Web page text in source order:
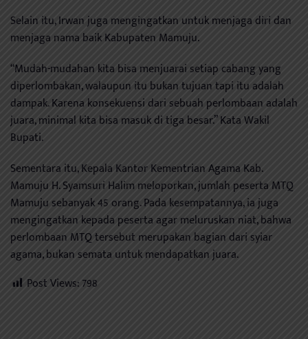
Selain itu, Irwan juga mengingatkan untuk menjaga diri dan
menjaga nama baik Kabupaten Mamuju.
“Mudah-mudahan kita bisa menjuarai setiap cabang yang
diperlombakan, walaupun itu bukan tujuan tapi itu adalah
dampak. Karena konsekuensi dari sebuah perlombaan adalah
juara, minimal kita bisa masuk di tiga besar.” Kata Wakil
Bupati.
Sementara itu, Kepala Kantor Kementrian Agama Kab.
Mamuju H. Syamsuri Halim meloporkan, jumlah peserta MTQ
Mamuju sebanyak 45 orang. Pada kesempatannya, ia juga
mengingatkan kepada peserta agar meluruskan niat, bahwa
perlombaan MTQ tersebut merupakan bagian dari syiar
agama, bukan semata untuk mendapatkan juara.
Post Views:798